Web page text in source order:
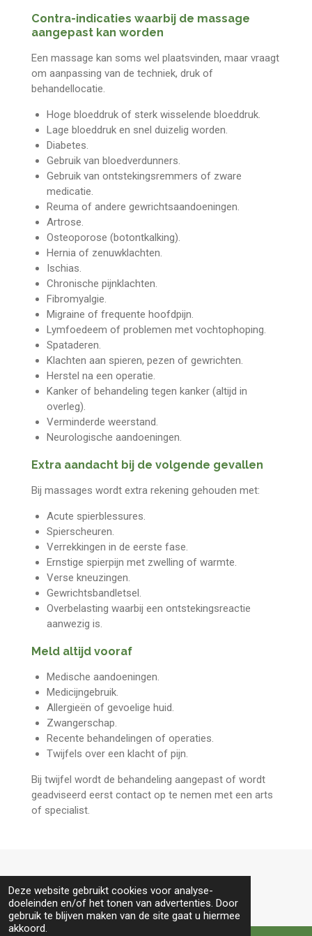
Deze website gebruikt cookies voor analyse-
doeleinden en/of het tonen van advertenties. Door
gebruik te blijven maken van de site gaat u hiermee
akkoord.
Contra-indicaties waarbij de massage
aangepast kan worden
Een massage kan soms wel plaatsvinden, maar vraagt
om aanpassing van de techniek, druk of
behandellocatie.
Hoge bloeddruk of sterk wisselende bloeddruk.
Lage bloeddruk en snel duizelig worden.
Diabetes.
Gebruik van bloedverdunners.
Gebruik van ontstekingsremmers of zware
medicatie.
Reuma of andere gewrichtsaandoeningen.
Artrose.
Osteoporose (botontkalking).
Hernia of zenuwklachten.
Ischias.
Chronische pijnklachten.
Fibromyalgie.
Migraine of frequente hoofdpijn.
Lymfoedeem of problemen met vochtophoping.
Spataderen.
Klachten aan spieren, pezen of gewrichten.
Herstel na een operatie.
Kanker of behandeling tegen kanker (altijd in
overleg).
Verminderde weerstand.
Neurologische aandoeningen.
Extra aandacht bij de volgende gevallen
Bij massages wordt extra rekening gehouden met:
Acute spierblessures.
Spierscheuren.
Verrekkingen in de eerste fase.
Ernstige spierpijn met zwelling of warmte.
Verse kneuzingen.
Gewrichtsbandletsel.
Overbelasting waarbij een ontstekingsreactie
aanwezig is.
Meld altijd vooraf
Medische aandoeningen.
Medicijngebruik.
Allergieën of gevoelige huid.
Zwangerschap.
Recente behandelingen of operaties.
Twijfels over een klacht of pijn.
Bij twijfel wordt de behandeling aangepast of wordt
geadviseerd eerst contact op te nemen met een arts
of specialist.
© 2024 - 2026 Sereno Massage Leeuwarden